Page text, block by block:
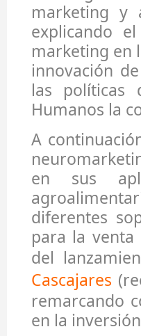
marketing y
explicando
marketing en
innovación
las políticas
Humanos la
A
en sus
diferentes
para la venta
del
Cascajares
remarcando
en la